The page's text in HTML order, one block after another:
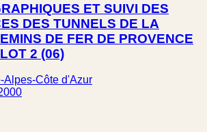
ET SUIVI DES
DES TUNNELS DE LA
DE FER DE PROVENCE
2 (06)
Alpes-Côte d'Azur